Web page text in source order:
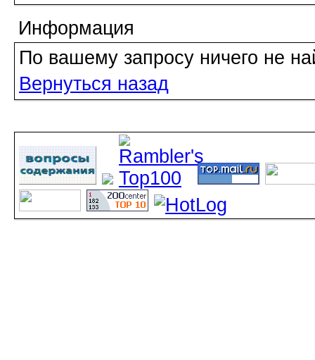
Информация
По вашему запросу ничего не
Вернуться назад